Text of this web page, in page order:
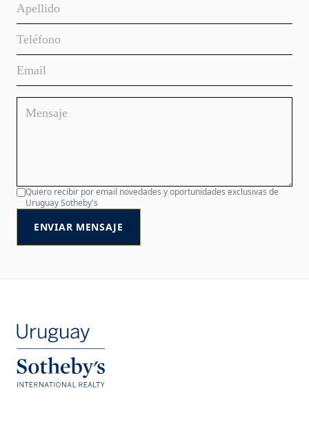
Quiero recibir por email novedades y oportunidades exclusivas de
Uruguay Sotheby's
ENVIAR MENSAJE